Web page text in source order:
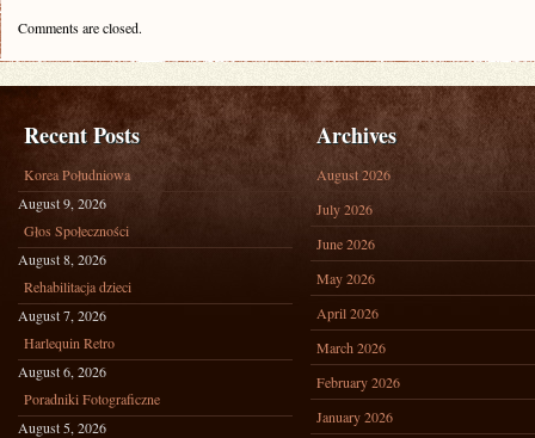
Comments are closed.
Recent Posts
Korea Południowa
August 9, 2026
Głos Społeczności
August 8, 2026
Rehabilitacja dzieci
August 7, 2026
Harlequin Retro
August 6, 2026
Poradniki Fotograficzne
August 5, 2026
Archives
August 2026
July 2026
June 2026
May 2026
April 2026
March 2026
February 2026
January 2026